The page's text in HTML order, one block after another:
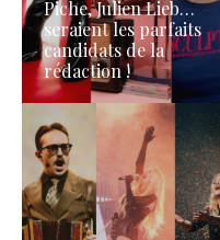
Piche, Julien Lieb…
seraient les parfaits
candidats de la
rédaction !